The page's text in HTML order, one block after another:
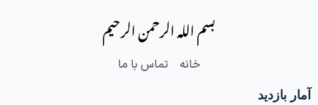
بسم الله الرحمن الرحیم
خانه تماس با ما
آمار بازدید